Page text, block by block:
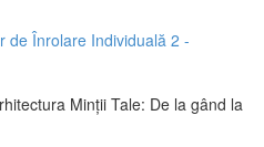
de Înrolare Individuală 2 -
Minții Tale: De la gând la